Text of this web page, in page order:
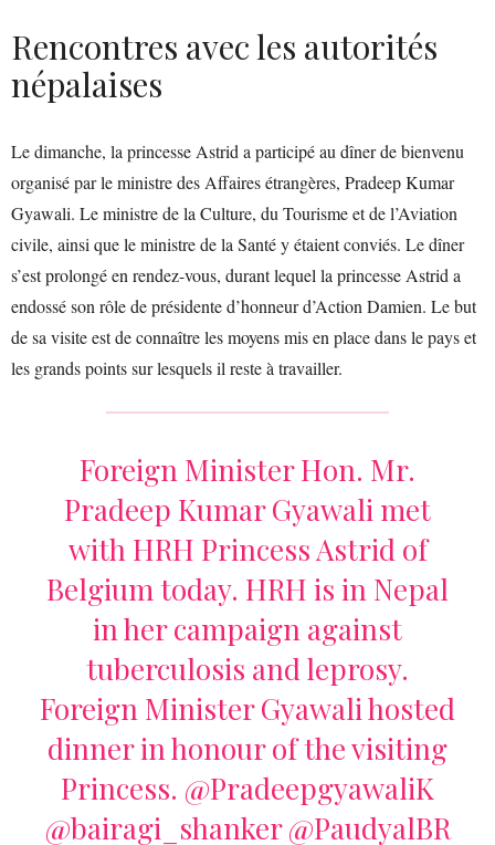
Rencontres avec les autorités
népalaises
Le dimanche, la princesse Astrid a participé au dîner de bienvenu
organisé par le ministre des Affaires étrangères, Pradeep Kumar
Gyawali. Le ministre de la Culture, du Tourisme et de l’Aviation
civile, ainsi que le ministre de la Santé y étaient conviés. Le dîner
s’est prolongé en rendez-vous, durant lequel la princesse Astrid a
endossé son rôle de présidente d’honneur d’Action Damien. Le but
de sa visite est de connaître les moyens mis en place dans le pays et
les grands points sur lesquels il reste à travailler.
Foreign Minister Hon. Mr.
Pradeep Kumar Gyawali met
with HRH Princess Astrid of
Belgium today. HRH is in Nepal
in her campaign against
tuberculosis and leprosy.
Foreign Minister Gyawali hosted
dinner in honour of the visiting
Princess. @PradeepgyawaliK
@bairagi_shanker @PaudyalBR